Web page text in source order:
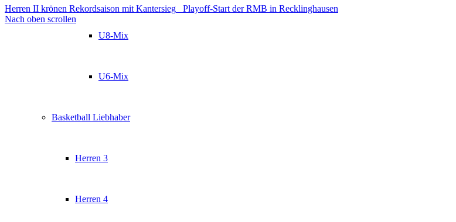
U8-Mix
U6-Mix
Basketball Liebhaber
Herren 3
Herren 4
Herren II krönen Rekordsaison mit Kantersieg
Playoff-Start der RMB in Recklinghausen
Nach oben scrollen